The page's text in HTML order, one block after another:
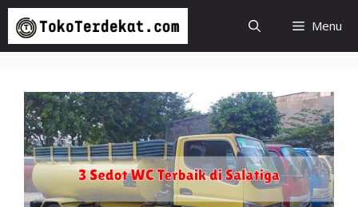
Langsung
isi
Menu